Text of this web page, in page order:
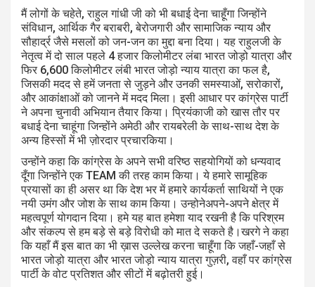
मैं लोगों के चहेते, राहुल गांधी जी को भी बधाई देना चाहूँगा जिन्होंने
संविधान, आर्थिक गैर बराबरी, बेरोजगारी और सामाजिक न्याय और
सौहार्द्र जैसे मसलों को जन-जन का मुद्दा बना दिया। यह राहुलजी के
नेतृत्व में दो साल पहले 4 हजार किलोमीटर लंबा भारत जोड़ो यात्रा और
फिर 6,600 किलोमीटर लंबी भारत जोड़ो न्याय यात्रा का फल है,
जिसकी मदद से हमें जनता से जुड़ने और उनकी समस्याओं, सरोकारों,
और आकांक्षाओं को जानने में मदद मिला। इसी आधार पर कांग्रेस पार्टी
ने अपना चुनावी अभियान तैयार किया। प्रियंकाजी को खास तौर पर
बधाई देना चाहूंगा जिन्होंने अमेठी और रायबरेली के साथ-साथ देश के
अन्य हिस्सों में भी ज़ोरदार प्रचारकिया।
उन्होंने कहा कि कांग्रेस के अपने सभी वरिष्ठ सहयोगियों को धन्यवाद
दूँगा जिन्होंने एक TEAM की तरह काम किया। ये हमारे सामूहिक
प्रयासों का ही असर था कि देश भर में हमारे कार्यकर्ता साथियों ने एक
नयी उमंग और जोश के साथ काम किया। उन्होनेअपने-अपने क्षेत्र में
महत्वपूर्ण योगदान दिया। हमे यह बात हमेशा याद रखनी है कि परिश्रम
और संकल्प से हम बड़े से बड़े विरोधी को मात दे सकते है।खरगे ने कहा
कि यहाँ मैं इस बात का भी ख़ास उल्लेख करना चाहूँगा कि जहाँ-जहाँ से
भारत जोड़ो यात्रा और भारत जोड़ो न्याय यात्रा गुज़री, वहाँ पर कांग्रेस
पार्टी के वोट प्रतिशत और सीटों में बढ़ोतरी हुई।